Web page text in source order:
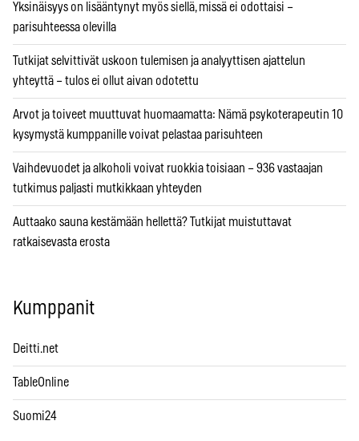
Yksinäisyys on lisääntynyt myös siellä, missä ei odottaisi –
parisuhteessa olevilla
Tutkijat selvittivät uskoon tulemisen ja analyyttisen ajattelun
yhteyttä – tulos ei ollut aivan odotettu
Arvot ja toiveet muuttuvat huomaamatta: Nämä psykoterapeutin 10
kysymystä kumppanille voivat pelastaa parisuhteen
Vaihdevuodet ja alkoholi voivat ruokkia toisiaan – 936 vastaajan
tutkimus paljasti mutkikkaan yhteyden
Auttaako sauna kestämään hellettä? Tutkijat muistuttavat
ratkaisevasta erosta
Kumppanit
Deitti.net
TableOnline
Suomi24